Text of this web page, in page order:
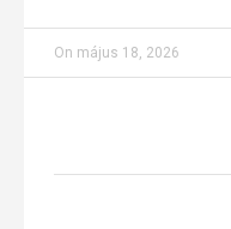
On május 18, 2026